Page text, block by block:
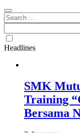
Search
for:
Headlines
SMK
Training
Bersama